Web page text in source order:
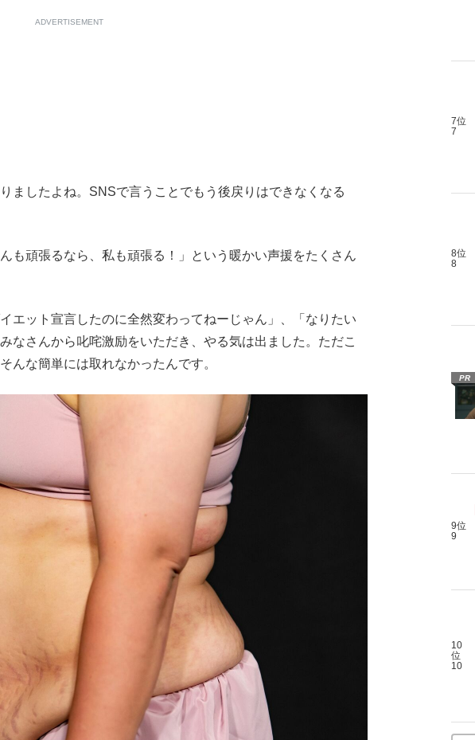
ADVERTISEMENT
したよね。SNSで言うことでもう後戻りはできなくなる
も頑張るなら、私も頑張る！」という暖かい声援をたくさん
エット宣言したのに全然変わってねーじゃん」、「なりたい
なさんから叱咤激励をいただき、やる気は出ました。ただこ
んな簡単には取れなかったんです。
7位
7
8位
8
PR
9位
9
10
位
10